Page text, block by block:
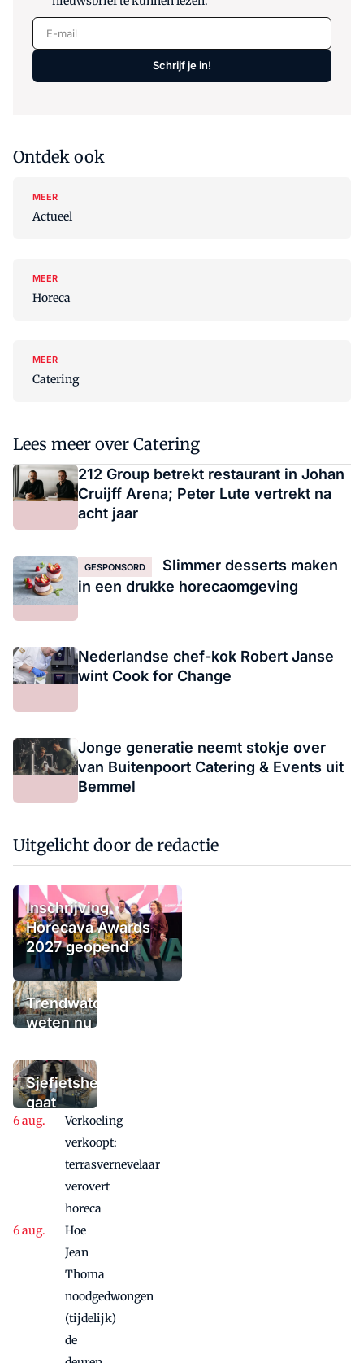
E-mail
Schrijf je in!
Ontdek ook
MEER
Actueel
MEER
Horeca
MEER
Catering
Lees meer over Catering
212 Group betrekt restaurant in Johan
Cruijff Arena; Peter Lute vertrekt na
acht jaar
GESPONSORD
Slimmer desserts maken
in een drukke horecaomgeving
Nederlandse chef-kok Robert Janse
wint Cook for Change
Jonge generatie neemt stokje over
van Buitenpoort Catering & Events uit
Bemmel
Uitgelicht door de redactie
Inschrijving
Horecava Awards
2027 geopend
Trendwatchers
weten nu al wat
moet bieden:
'Iedere dag een
waaaaaanzinnige
aanbieding'
Sjefietshe
gaat
vanwege
succes
maandje
Verkoeling
verkoopt:
terrasvernevelaar
verovert
horeca
Hoe
Jean
Thoma
noodgedwongen
(tijdelijk)
de